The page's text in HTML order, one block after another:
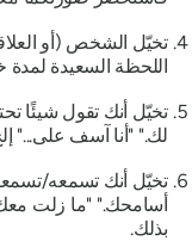
تخيّل الشخص (أو
اللحظة السعيدة
تخيّل أنك تقول شيئًا
لك." "أنا آسف على..." إلخ. خذ 25 نفسًا عميقًا
تخيّل أنك تسمعه/تسمعها
بذلك.